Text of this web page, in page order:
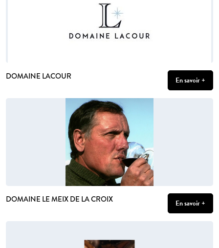
DOMAINE LACOUR En savoir +
DOMAINE LE MEIX DE LA CROIX En savoir +